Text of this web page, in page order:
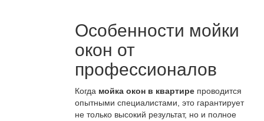
Особенности мойки
окон от
профессионалов
Когда мойка окон в квартире проводится
опытными специалистами, это гарантирует
не только высокий результат, но и полное